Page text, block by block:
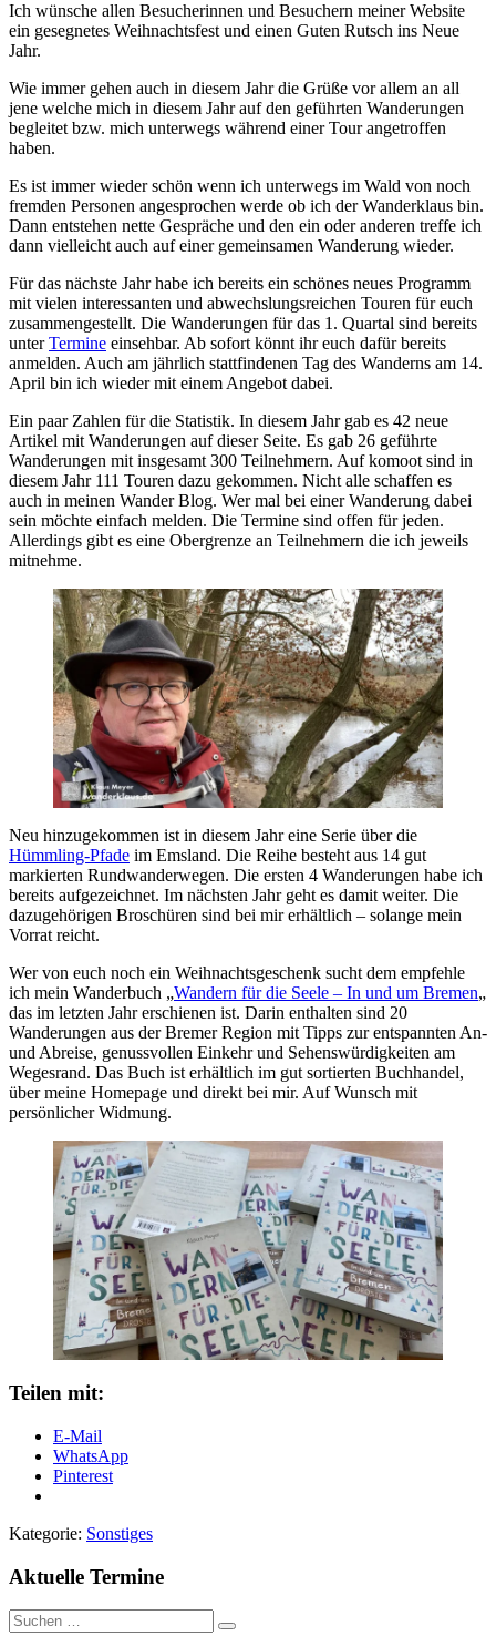
Ich wünsche allen Besucherinnen und Besuchern meiner Website
ein gesegnetes Weihnachtsfest und einen Guten Rutsch ins Neue
Jahr.
Wie immer gehen auch in diesem Jahr die Grüße vor allem an all
jene welche mich in diesem Jahr auf den geführten Wanderungen
begleitet bzw. mich unterwegs während einer Tour angetroffen
haben.
Es ist immer wieder schön wenn ich unterwegs im Wald von noch
fremden Personen angesprochen werde ob ich der Wanderklaus bin.
Dann entstehen nette Gespräche und den ein oder anderen treffe ich
dann vielleicht auch auf einer gemeinsamen Wanderung wieder.
Für das nächste Jahr habe ich bereits ein schönes neues Programm
mit vielen interessanten und abwechslungsreichen Touren für euch
zusammengestellt. Die Wanderungen für das 1. Quartal sind bereits
unterTermine einsehbar. Ab sofort könnt ihr euch dafür bereits
anmelden. Auch am jährlich stattfindenen Tag des Wanderns am 14.
April bin ich wieder mit einem Angebot dabei.
Ein paar Zahlen für die Statistik. In diesem Jahr gab es 42 neue
Artikel mit Wanderungen auf dieser Seite. Es gab 26 geführte
Wanderungen mit insgesamt 300 Teilnehmern. Auf komoot sind in
diesem Jahr 111 Touren dazu gekommen. Nicht alle schaffen es
auch in meinen Wander Blog. Wer mal bei einer Wanderung dabei
sein möchte einfach melden. Die Termine sind offen für jeden.
Allerdings gibt es eine Obergrenze an Teilnehmern die ich jeweils
mitnehme.
Neu hinzugekommen ist in diesem Jahr eine Serie über die
Hümmling-Pfade im Emsland. Die Reihe besteht aus 14 gut
markierten Rundwanderwegen. Die ersten 4 Wanderungen habe ich
bereits aufgezeichnet. Im nächsten Jahr geht es damit weiter. Die
dazugehörigen Broschüren sind bei mir erhältlich – solange mein
Vorrat reicht.
Wer von euch noch ein Weihnachtsgeschenk sucht dem empfehle
ich mein Wanderbuch „Wandern für die Seele – In und um Bremen„
das im letzten Jahr erschienen ist. Darin enthalten sind 20
Wanderungen aus der Bremer Region mit Tipps zur entspannten An-
und Abreise, genussvollen Einkehr und Sehenswürdigkeiten am
Wegesrand. Das Buch ist erhältlich im gut sortierten Buchhandel,
über meine Homepage und direkt bei mir. Auf Wunsch mit
persönlicher Widmung.
Teilen mit:
E-Mail
WhatsApp
Pinterest
Kategorie: Sonstiges
Aktuelle Termine
Suche